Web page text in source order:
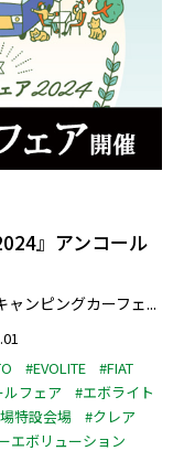
』アンコール
ンピングカーフェ...
#EVOLITE
#FIAT
フェア
#エボライト
特設会場
#クレア
エボリューション